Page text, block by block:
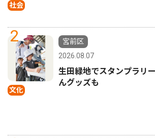
社会
2
文化
宮前区
2026.08.07
生田緑地でスタンプラリ
んグッズも